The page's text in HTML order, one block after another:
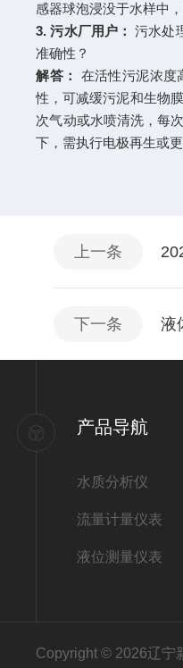
感器球泡浸没于水样中
3. 污水厂用户： 污水处
准确性？
解答：
在活性污泥浓度
性，可减缓污泥和生物
次气动或水喷清洗，每
下，需执行电极再生或
上一条
下一条 液
产品导航
水质分析仪
流量计量仪表
液位测量仪表
Copyright © 2026辽